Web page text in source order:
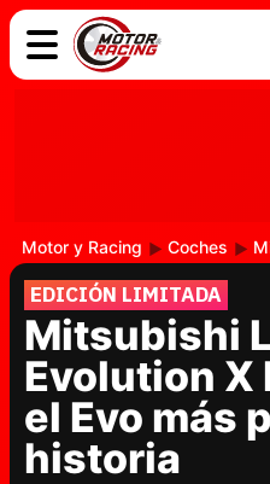
Motor y Racing Coches
EDICIÓN LIMITADA
Mitsubishi
Evolution X
el Evo más
historia